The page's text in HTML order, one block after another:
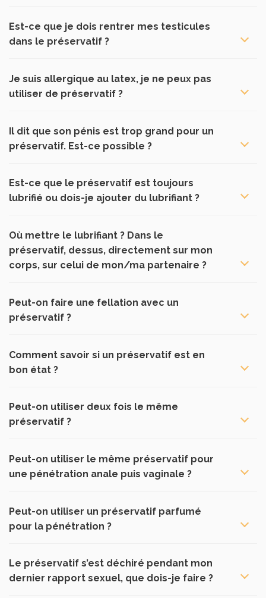
Est-ce que je dois rentrer mes testicules
dans le préservatif ?
Je suis allergique au latex, je ne peux pas
utiliser de préservatif ?
Il dit que son pénis est trop grand pour un
préservatif. Est-ce possible ?
Est-ce que le préservatif est toujours
lubrifié ou dois-je ajouter du lubrifiant ?
Où mettre le lubrifiant ? Dans le
préservatif, dessus, directement sur mon
corps, sur celui de mon/ma partenaire ?
Peut-on faire une fellation avec un
préservatif ?
Comment savoir si un préservatif est en
bon état ?
Peut-on utiliser deux fois le même
préservatif ?
Peut-on utiliser le même préservatif pour
une pénétration anale puis vaginale ?
Peut-on utiliser un préservatif parfumé
pour la pénétration ?
Le préservatif s’est déchiré pendant mon
dernier rapport sexuel, que dois-je faire ?